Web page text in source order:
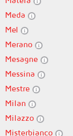
Meda
Mel
Merano
Mesagne
Messina
Mestre
Milan
Milazzo
Misterbianco